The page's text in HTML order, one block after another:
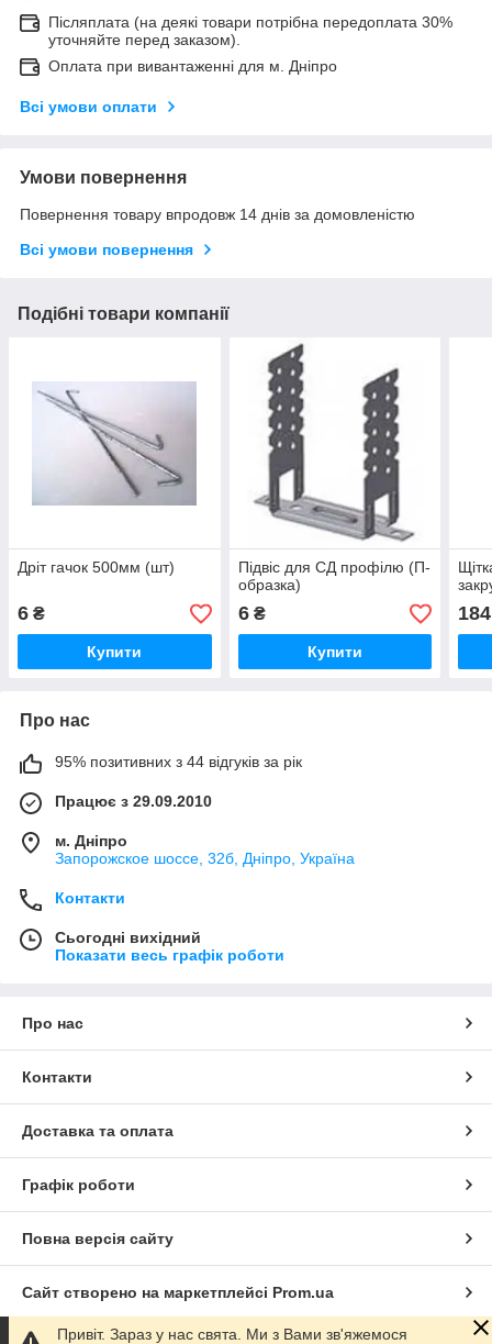
Післяплата (на деякі товари потрібна передоплата 30%
уточняйте перед заказом).
Оплата при вивантаженні для м. Дніпро
Всі умови оплати
Умови повернення
Повернення товару впродовж 14 днів за домовленістю
Всі умови повернення
Подібні товари компанії
Дріт гачок 500мм (шт)
6 ₴
Купити
Підвіс для СД профілю (П-
образка)
6₴
Купити
Про нас
95% позитивних з 44 відгуків за рік
Працює з 29.09.2010
м. Дніпро
Запорожское шоссе, 32б, Дніпро, Україна
Контакти
Сьогодні вихідний
Показати весь графік роботи
Про нас
Контакти
Доставка та оплата
Графік роботи
Повна версія сайту
Сайт створено на маркетплейсі Prom.ua
Привіт. Зараз у нас свята. Ми з Вами зв'яжемося